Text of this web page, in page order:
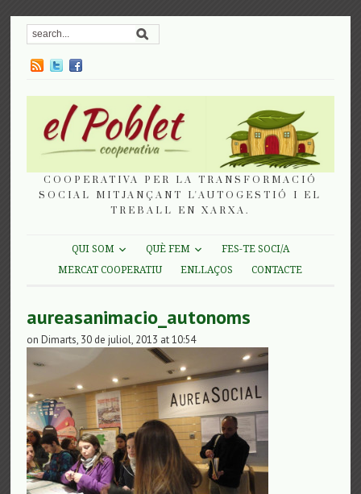
COOPERATIVA PER LA TRANSFORMACIÓ
SOCIAL MITJANÇANT L'AUTOGESTIÓ I EL
TREBALL EN XARXA.
QUI SOM QUÈ FEM
FES-TE SOCI/A
MERCAT COOPERATIU
ENLLAÇOS CONTACTE
aureasanimacio_autonoms
on Dimarts, 30 de juliol, 2013 at 10:54